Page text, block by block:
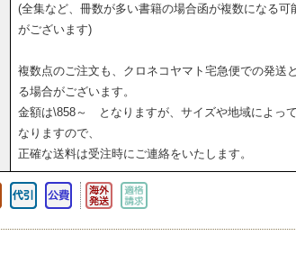
(全集など、冊数が多い書籍の場合函が複数になる可
がございます)
複数点のご注文も、クロネコヤマト宅急便での発送
る場合がございます。
金額は\858～ となりますが、サイズや地域によっ
なりますので、
正確な送料は受注時にご連絡をいたします。